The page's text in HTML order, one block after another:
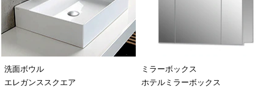
洗面ボウル
エレガンススクエア
ミラーボックス
ホテルミラーボックス